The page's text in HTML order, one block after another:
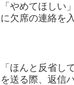
「やめてほしい
に欠席の連絡を
「ほんと反省し
を送る際、返信